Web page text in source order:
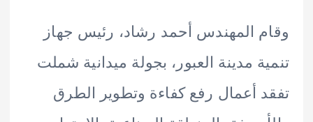
المهندس أحمد رشاد، رئيس جهاز
مدينة العبور، بجولة ميدانية شملت
أعمال رفع كفاءة وتطوير الطرق